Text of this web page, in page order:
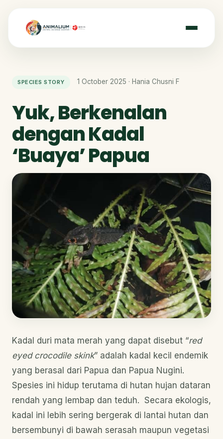
SPECIES STORY 1 October 2025 · Hania Chusni F
Yuk, Berkenalan
dengan Kadal
‘Buaya’ Papua
Kadal duri mata merah yang dapat disebut “red
eyed crocodile skink” adalah kadal kecil endemik
yang berasal dari Papua dan Papua Nugini.
Spesies ini hidup terutama di hutan hujan dataran
rendah yang lembap dan teduh. Secara ekologis,
kadal ini lebih sering bergerak di lantai hutan dan
bersembunyi di bawah serasah maupun vegetasi